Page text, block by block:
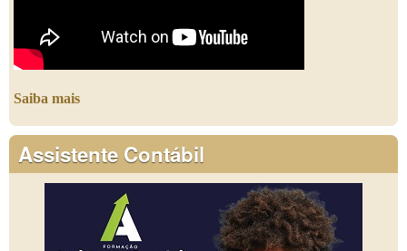
Saiba mais
Assistente Contábil